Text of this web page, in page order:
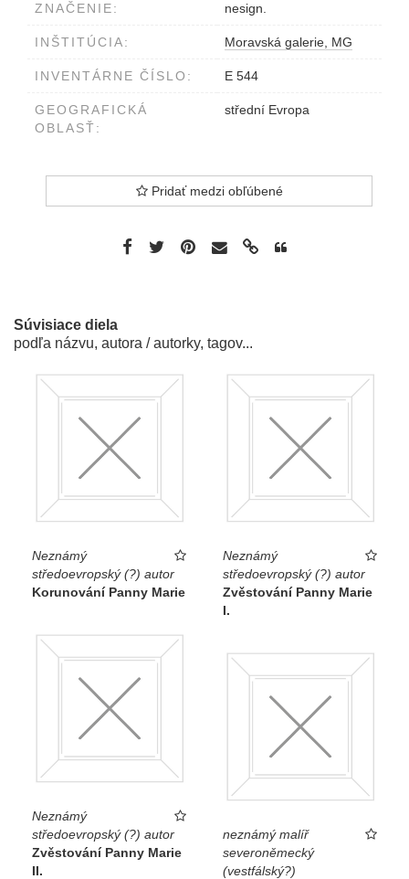
ZNAČENIE: nesign.
INŠTITÚCIA: Moravská galerie, MG
INVENTÁRNE ČÍSLO: E 544
GEOGRAFICKÁ
OBLASŤ:
střední Evropa
Pridať medzi obľúbené
Súvisiace diela
podľa názvu, autora / autorky, tagov...
Neznámý
středoevropský (?) autor
Korunování Panny Marie
Neznámý
středoevropský (?) autor
Zvěstování Panny Marie
I.
Neznámý
středoevropský (?) autor
Zvěstování Panny Marie
II.
neznámý malíř
severoněmecký
(vestfálský?)